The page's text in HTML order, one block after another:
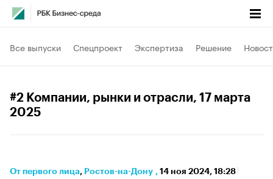
Все выпуски Спецпроект Экспертиза Решение
#2 Компании, рынки и отрасли, 17 марта
2025
От первого лица⁠, Ростов-на-Дону , 14 ноя 2024, 18:28